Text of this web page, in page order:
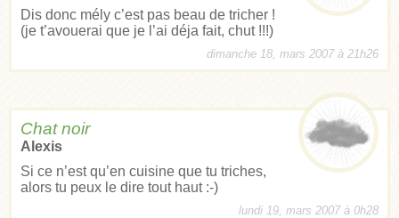
Dis donc mély c’est pas beau de tricher !
(je t’avouerai que je l’ai déja fait, chut !!!)
dimanche 18, mars 2007 à 21h26
Chat noir
Alexis
Si ce n’est qu’en cuisine que tu triches,
alors tu peux le dire tout haut :-)
lundi 19, mars 2007 à 0h28